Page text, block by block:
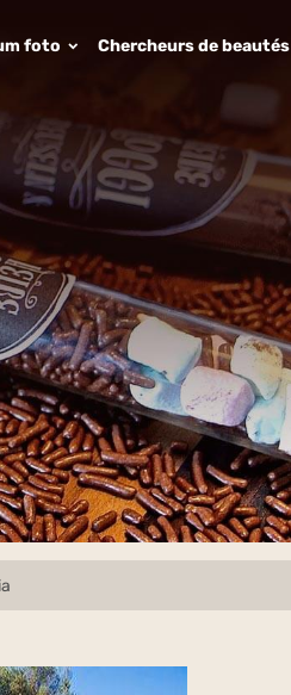
foto Chercheurs de beautés